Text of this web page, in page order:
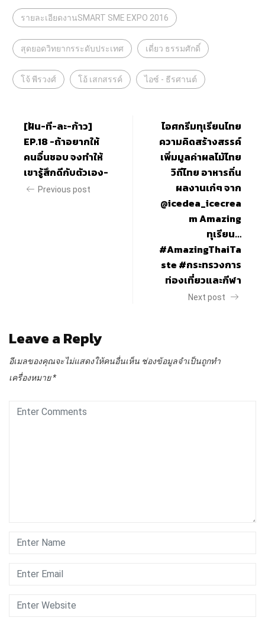
รายละเอียดงานSMART SME EXPO 2016
สุดยอดวิทยากรระดับประเทศ เดี่ยว ธรรมศักดิ์
โจ้ พีรวงศ์ โอ้ เสกสรรค์ ไอซ์ - ธีรศานต์
[ฝัน-ที-ละ-ก้าว]
EP.18 -ถ้าอยากให้
คนอื่นชอบ จงทำให้
เขารู้สึกดีกับตัวเอง-
Previous post
ไอศกรีมทุเรียนไทย
ความคิดสร้างสรรค์
เพิ่มมูลค่าผลไม้ไทย
วิถีไทย อาหารถิ่น
ผลงานเก๋ๆ จาก
@icedea_icecrea
m Amazing
ทุเรียน…
#AmazingThaiTa
ste #กระทรวงการ
ท่องเที่ยวและกีฬา
Next post
Leave a Reply
อีเมลของคุณจะไม่แสดงให้คนอื่นเห็น ช่องข้อมูลจำเป็นถูกทำ
เครื่องหมาย*